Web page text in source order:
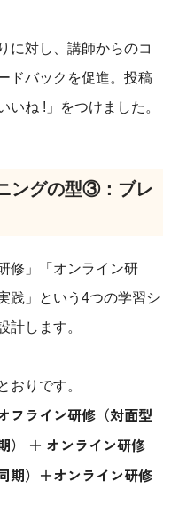
に対し、講師からのコ
ドバックを促進。投稿
いね !」をつけました。
ングの型③：ブレ
修」「オンライン研
践」という4つの学習シ
計します。
おりです。
フライン研修（対面型
） ＋ オンライン研修
期）＋オンライン研修